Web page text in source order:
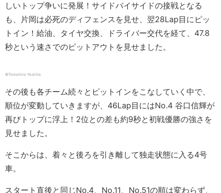
しいトップ争いに発展！サイドバイサイドの接戦となる
も、片岡は必死のディフェンスを見せ、翌28Lap目にピッ
トイン！給油、タイヤ交換、ドライバー交代を経て、47.8
秒という速さでのピットアウトを見せました。
©︎Tomohiro Yoshita
その後も各チーム続々とピットインをこなしていく中で、
順位が変動していきますが、46Lap目にはNo.4 谷口信輝が
再びトップに浮上！2位との差も約9秒と初戦優勝の強さを
見せました。
そこからは、着々と後ろを引き離して独走状態に入る4号
車。
スタート直後と同じNo.4、No.11、No.51の順は変わらず、